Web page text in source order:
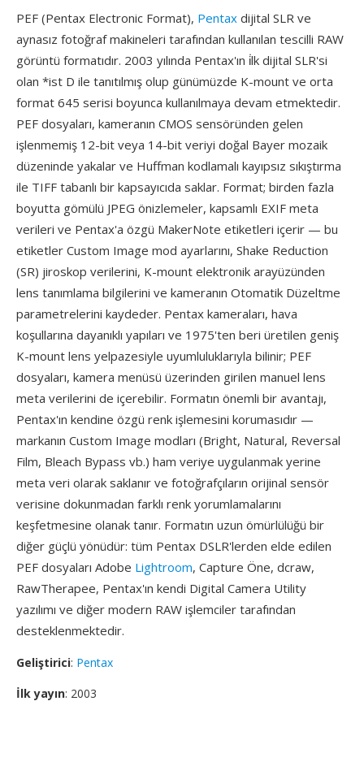
PEF (Pentax Electronic Format), Pentax dijital SLR ve
aynasız fotoğraf makineleri tarafından kullanılan tescilli RAW
görüntü formatıdır. 2003 yılında Pentax'ın i̇lk dijital SLR'si
olan *ist D ile tanıtılmış olup günümüzde K-mount ve orta
format 645 serisi boyunca kullanılmaya devam etmektedir.
PEF dosyaları, kameranın CMOS sensöründen gelen
işlenmemiş 12-bit veya 14-bit veriyi doğal Bayer mozaik
düzeninde yakalar ve Huffman kodlamalı kayıpsız sıkıştırma
ile TIFF tabanlı bir kapsayıcıda saklar. Format; birden fazla
boyutta gömülü JPEG önizlemeler, kapsamlı EXIF meta
verileri ve Pentax'a özgü MakerNote etiketleri içerir — bu
etiketler Custom Image mod ayarlarını, Shake Reduction
(SR) jiroskop verilerini, K-mount elektronik arayüzünden
lens tanımlama bilgilerini ve kameranın Otomatik Düzeltme
parametrelerini kaydeder. Pentax kameraları, hava
koşullarına dayanıklı yapıları ve 1975'ten beri üretilen geniş
K-mount lens yelpazesiyle uyumluluklarıyla bilinir; PEF
dosyaları, kamera menüsü üzerinden girilen manuel lens
meta verilerini de içerebilir. Formatın önemli bir avantajı,
Pentax'ın kendine özgü renk işlemesini korumasıdır —
markanın Custom Image modları (Bright, Natural, Reversal
Film, Bleach Bypass vb.) ham veriye uygulanmak yerine
meta veri olarak saklanır ve fotoğrafçıların orijinal sensör
verisine dokunmadan farklı renk yorumlamalarını
keşfetmesine olanak tanır. Formatın uzun ömürlülüğü bir
diğer güçlü yönüdür: tüm Pentax DSLR'lerden elde edilen
PEF dosyaları Adobe Lightroom, Capture Öne, dcraw,
RawTherapee, Pentax'ın kendi Digital Camera Utility
yazılımı ve diğer modern RAW işlemciler tarafından
desteklenmektedir.
Geliştirici: Pentax
İlk yayın: 2003